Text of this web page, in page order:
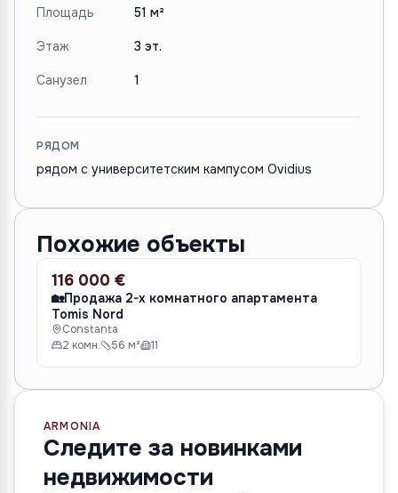
Площадь 51 м²
Этаж 3 эт.
Санузел 1
РЯДОМ
рядом с университетским кампусом Ovidius
Похожие объекты
ПРОДАЖА
116 000 €
🏡Продажа 2-х комнатного апартамента
Tomis Nord
Constanta
2 комн.
56 м² 11
ARMONIA
Следите за новинками
недвижимости